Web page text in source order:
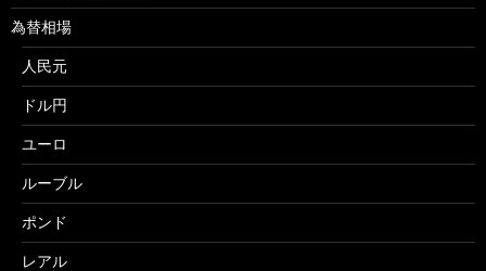
為替相場
人民元
ドル円
ユーロ
ルーブル
ポンド
レアル